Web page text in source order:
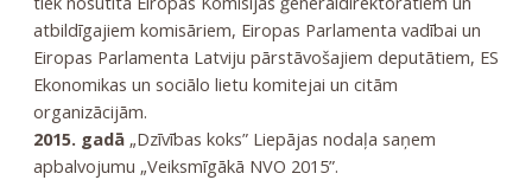
atbildīgajiem komisāriem, Eiropas Parlamenta vadībai un
Eiropas Parlamenta Latviju pārstāvošajiem deputātiem, ES
Ekonomikas un sociālo lietu komitejai un citām
organizācijām.
2015. gadā„Dzīvības koks” Liepājas nodaļa saņem
apbalvojumu „Veiksmīgākā NVO 2015”.